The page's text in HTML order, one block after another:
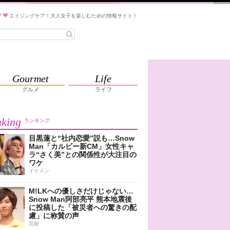
エイジングケア！大人女子を楽しむための情報サイト！
Gourmet
グルメ
Life
ライフ
ランキング
目黒蓮と“社内恋愛”説も…Snow
Man「カルビー新CM」女性キャ
ラ“さく美”との関係性が大注目の
ワケ
イケメン
M!LKへの優しさだけじゃない…
Snow Man阿部亮平 熊本地震後
に投稿した「被災者への驚きの配
慮」に称賛の声
芸能